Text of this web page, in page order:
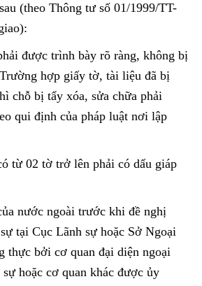
(theo Thông tư số 01/1999/TT-
được trình bày rõ ràng, không bị
hợp giấy tờ, tài liệu đã bị
chỗ bị tẩy xóa, sửa chữa phải
qui định của pháp luật nơi lập
từ 02 tờ trở lên phải có dấu giáp
nước ngoài trước khi đề nghị
tại Cục Lãnh sự hoặc Sở Ngoại
thực bởi cơ quan đại diện ngoại
hoặc cơ quan khác được ủy